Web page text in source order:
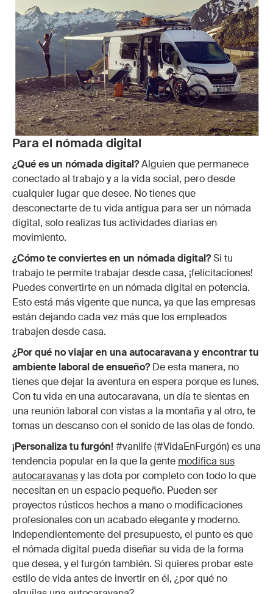
Para el nómada digital
¿Qué es un nómada digital?Alguien que permanece
conectado al trabajo y a la vida social, pero desde
cualquier lugar que desee. No tienes que
desconectarte de tu vida antigua para ser un nómada
digital, solo realizas tus actividades diarias en
movimiento.
¿Cómo te conviertes en un nómada digital?Si tu
trabajo te permite trabajar desde casa, ¡felicitaciones!
Puedes convertirte en un nómada digital en potencia.
Esto está más vigente que nunca, ya que las empresas
están dejando cada vez más que los empleados
trabajen desde casa.
¿Por qué no viajar en una autocaravana y encontrar tu
ambiente laboral de ensueño?De esta manera, no
tienes que dejar la aventura en espera porque es lunes.
Con tu vida en una autocaravana, un día te sientas en
una reunión laboral con vistas a la montaña y al otro, te
tomas un descanso con el sonido de las olas de fondo.
¡Personaliza tu furgón!#vanlife (#VidaEnFurgón) es una
tendencia popular en la que la gente modifica sus
autocaravanasy las dota por completo con todo lo que
necesitan en un espacio pequeño. Pueden ser
proyectos rústicos hechos a mano o modificaciones
profesionales con un acabado elegante y moderno.
Independientemente del presupuesto, el punto es que
el nómada digital pueda diseñar su vida de la forma
que desea, y el furgón también. Si quieres probar este
estilo de vida antes de invertir en él, ¿por qué no